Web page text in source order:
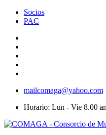
Socios
PAC
mailcomaga@yahoo.com
Horario: Lun - Vie 8.00